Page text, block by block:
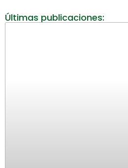
Últimas publicaciones: